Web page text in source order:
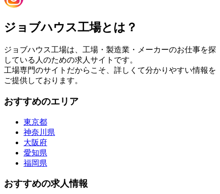
ジョブハウス工場とは？
ジョブハウス工場は、工場・製造業・メーカーのお仕事を探
している人のための求人サイトです。
工場専門のサイトだからこそ、詳しくて分かりやすい情報を
ご提供しております。
おすすめのエリア
東京都
神奈川県
大阪府
愛知県
福岡県
おすすめの求人情報